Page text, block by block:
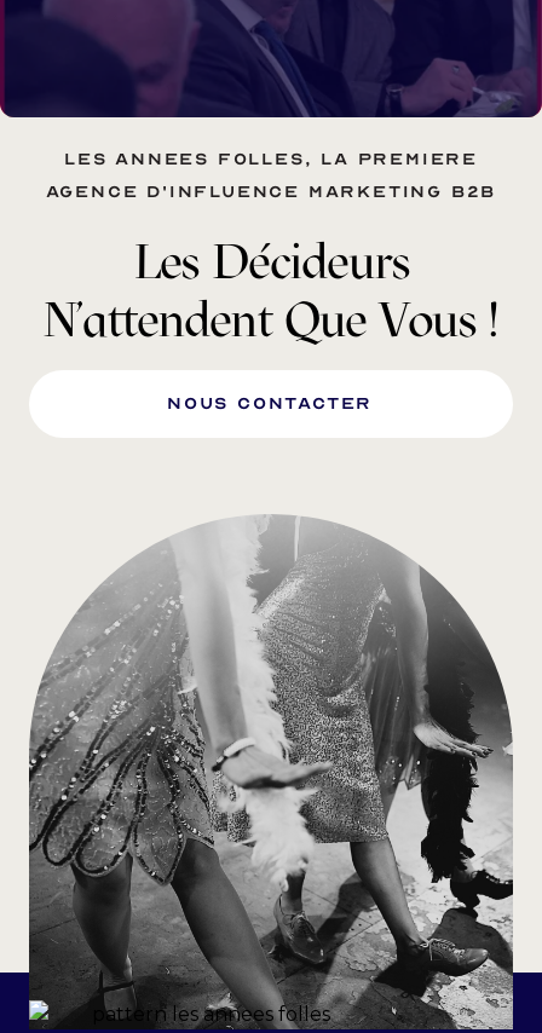
Les annees folles, la premiere
agence d'influence marketing B2B
Les Décideurs
N'attendent Que Vous !
nous Contacter